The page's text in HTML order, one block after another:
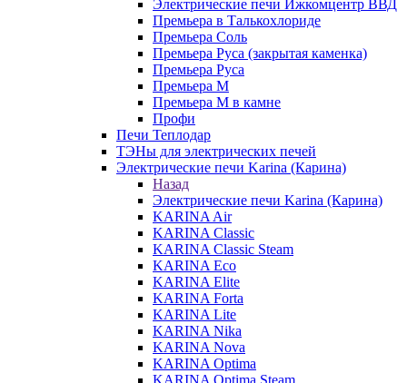
Электрические печи Ижкомцентр ВВД
Премьера в Талькохлориде
Премьера Cоль
Премьера Руса (закрытая каменка)
Премьера Руса
Премьера М
Премьера М в камне
Профи
Печи Теплодар
ТЭНы для электрических печей
Электрические печи Karina (Карина)
Назад
Электрические печи Karina (Карина)
KARINA Air
KARINA Classic
KARINA Classic Steam
KARINA Eco
KARINA Elite
KARINA Forta
KARINA Lite
KARINA Nika
KARINA Nova
KARINA Optima
KARINA Optima Steam